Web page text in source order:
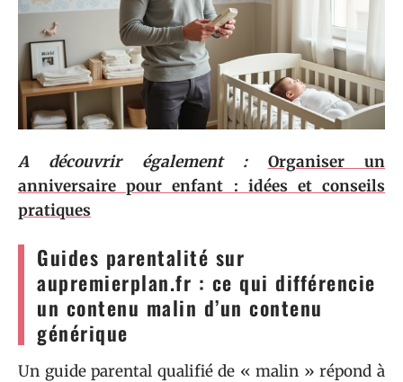
A découvrir également :
Organiser un
anniversaire pour enfant : idées et conseils
pratiques
Guides parentalité sur
aupremierplan.fr : ce qui différencie
un contenu malin d’un contenu
générique
Un guide parental qualifié de « malin » répond à